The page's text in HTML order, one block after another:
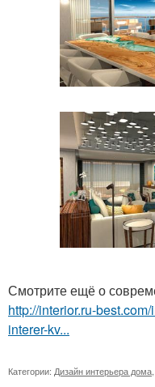
Смотрите ещё о
http://interior.ru-
interer-kv...
Категории: Дизайн интерьера дома